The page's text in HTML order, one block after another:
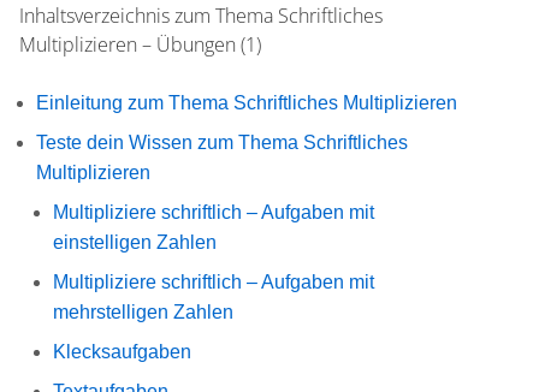
Inhaltsverzeichnis zum Thema Schriftliches
Multiplizieren – Übungen (1)
Einleitung zum Thema Schriftliches Multiplizieren
Teste dein Wissen zum Thema Schriftliches
Multiplizieren
Multipliziere schriftlich – Aufgaben mit
einstelligen Zahlen
Multipliziere schriftlich – Aufgaben mit
mehrstelligen Zahlen
Klecksaufgaben